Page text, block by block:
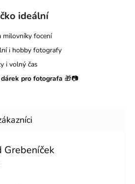
ideální
focení
i hobby fotografy
i volný čas
pro fotografa 🎁📷
Grebeníček
obchodu je 5 z 5 hvězdiček.